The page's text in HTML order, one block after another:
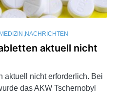
NACHRICHTEN
aktuell nicht
aktuell nicht erforderlich. Bei
das AKW Tschernobyl